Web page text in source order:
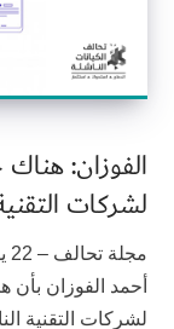
الفوزان:
لشركات
أحمد الفوزان
لشركات التقنية